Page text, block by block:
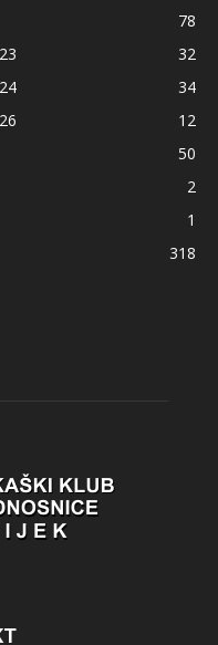
78
32
34
12
50
2
1
318